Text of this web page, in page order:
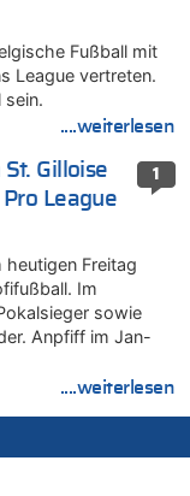
Fußball mit
League vertreten.
sein.
....weiterlesen
1
Gilloise
League
Freitag
Im
sowie
Anpfiff im Jan-
....weiterlesen